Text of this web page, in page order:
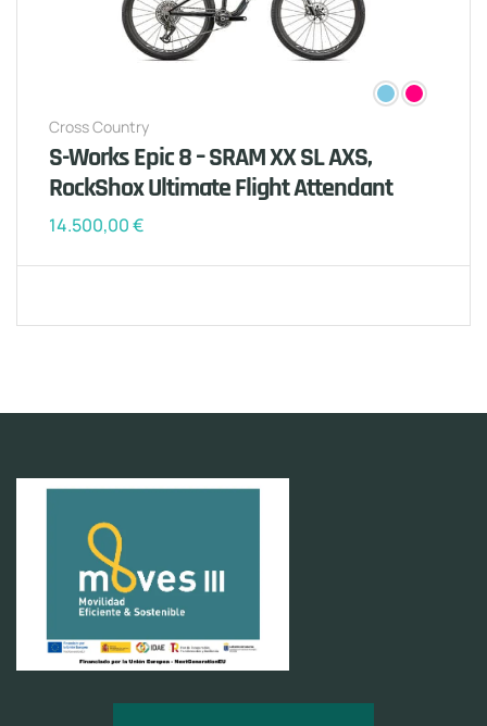
Cross Country
S-Works Epic 8 – SRAM XX SL AXS,
RockShox Ultimate Flight Attendant
14.500,00€